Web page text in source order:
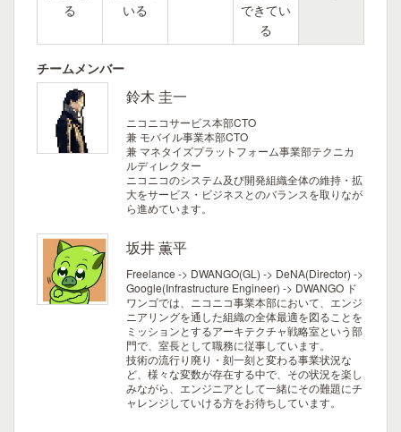
る
いる
できてい
る
チームメンバー
鈴木 圭一
ニコニコサービス本部CTO
兼 モバイル事業本部CTO
兼 マネタイズプラットフォーム事業部テクニカ
ルディレクター
ニコニコのシステム及び開発組織全体の維持・拡
大をサービス・ビジネスとのバランスを取りなが
ら進めています。
坂井 薫平
Freelance -> DWANGO(GL) -> DeNA(Director) ->
Google(Infrastructure Engineer) -> DWANGO ド
ワンゴでは、ニコニコ事業本部において、エンジ
ニアリングを通した組織の全体最適を図ることを
ミッションとするアーキテクチャ戦略室という部
門で、室長として職務に従事しています。
技術の流行り廃り・刻一刻と変わる事業状況な
ど、様々な変数が存在する中で、その状況を楽し
みながら、エンジニアとして一緒にその難題にチ
ャレンジしていける方をお待ちしています。